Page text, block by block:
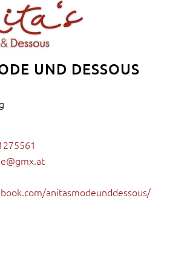
UND DESSOUS
anitasmodeunddessous/